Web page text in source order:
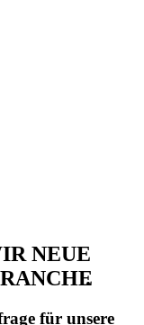
NEUE
.
für unsere